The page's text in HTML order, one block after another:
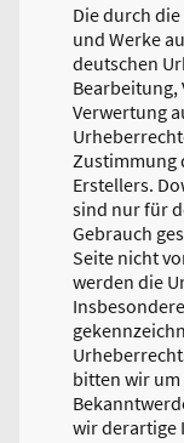
Die durch
und Werke
deutschen
Bearbeitung,
Verwertung
Zustimmung
Erstellers.
sind nur für
Gebrauch
Seite nicht
werden die
bitten wir um
wir derartige